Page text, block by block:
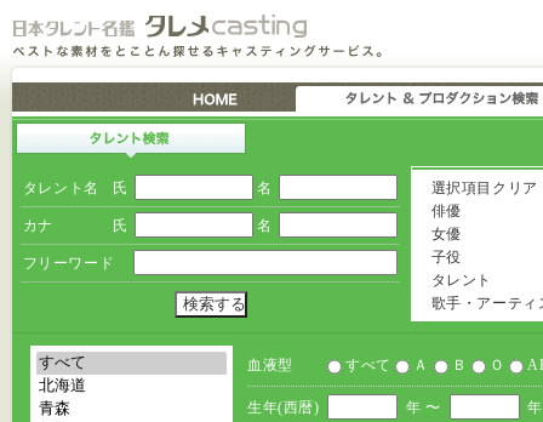
タレント名 氏 名
カナ 氏 名
フリーワード
選択項目クリア
俳優
女優
子役
タレント
歌手・アーティ
血液型 すべて Ａ Ｂ Ｏ
生年(西暦) 年 〜